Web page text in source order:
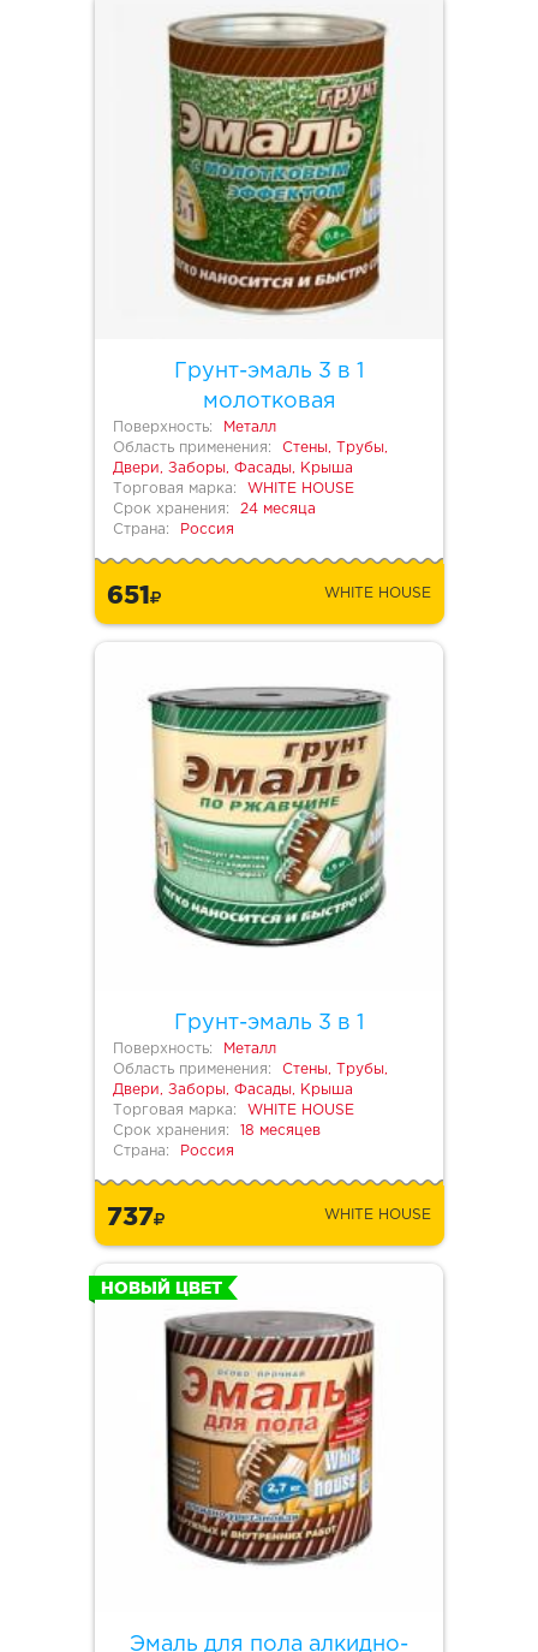
Грунт-эмаль 3 в 1
молотковая
Поверхность:
Металл
Область применения:
Стены, Трубы,
Двери, Заборы, Фасады, Крыша
Торговая марка:
WHITE HOUSE
Срок хранения:
24 месяца
Страна:
Россия
651 WHITE HOUSE
Грунт-эмаль 3 в 1
Поверхность:
Металл
Область применения:
Стены, Трубы,
Двери, Заборы, Фасады, Крыша
Торговая марка:
WHITE HOUSE
Срок хранения:
18 месяцев
Страна:
Россия
737 WHITE HOUSE
Эмаль для пола алкидно-
НОВЫЙ ЦВЕТ